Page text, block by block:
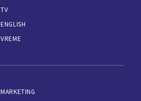
TV
ENGLISH
VREME
MARKETING